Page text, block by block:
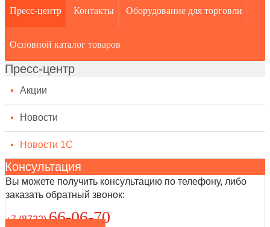
Пресс-центр Контакты Оборудование для торговли
Основной каталог товаров
Пресс-центр
Акции
Новости
Новости 1С
Консультация
Вы можете получить консультацию по телефону, либо
заказать обратный звонок:
+7 (8722)66-06-70